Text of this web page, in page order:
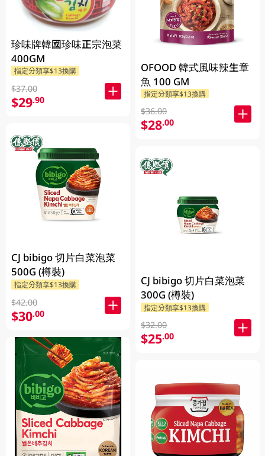
珍味牌韓國珍味正宗泡菜
400GM
指定分類享$13換購
$37.00
$29.90
CJ bibigo 切片白菜泡菜
500G (樽裝)
指定分類享$13換購
$42.00
$30.00
OFOOD 韓式風味辣生章
魚 100 GM
指定分類享$13換購
$36.00
$28.00
CJ bibigo 切片白菜泡菜
300G (樽裝)
指定分類享$13換購
$32.00
$25.00